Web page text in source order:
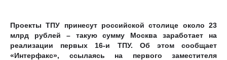
Проекты ТПУ принесут российской столице около 23
млрд рублей – такую сумму Москва заработает на
реализации первых 16-и ТПУ. Об этом сообщает
«Интерфакс», ссылаясь на первого заместителя